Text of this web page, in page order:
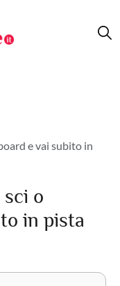
e vai subito in
o
in pista